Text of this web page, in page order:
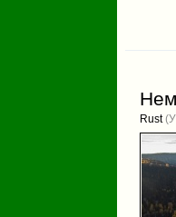
Rust